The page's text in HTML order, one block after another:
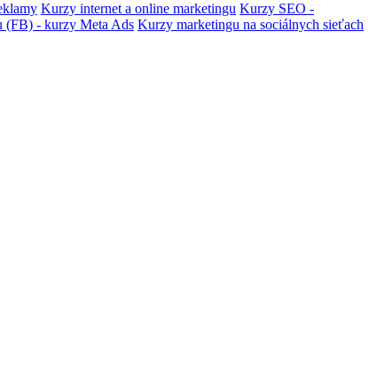
Kurzy internet a online marketingu Kurzy SEO -
(FB) - kurzy Meta Ads Kurzy marketingu na sociálnych sieťach